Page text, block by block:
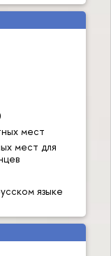
мест
мест для
языке